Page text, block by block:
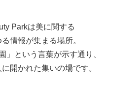
Parkは美に関する
情報が集まる場所。
」という言葉が示す通り、
開かれた集いの場です。